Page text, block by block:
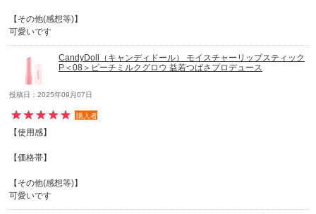
【その他(感想等)】
可愛いです
CandyDoll（キャンディドール） モイスチャーリップスティック
P＜08＞ピーチミルクグロウ 益若つばさプロデュース
投稿日：2025年09月07日
購入者
【使用感】
【価格帯】
【その他(感想等)】
可愛いです